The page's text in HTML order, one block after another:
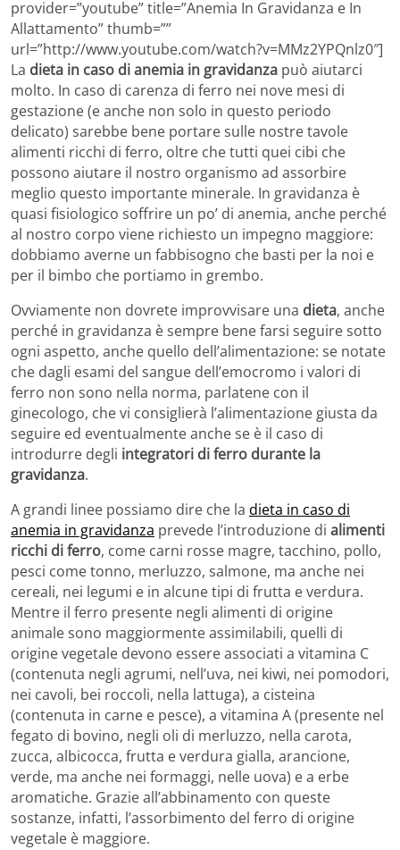
provider=”youtube” title=”Anemia In Gravidanza e In
Allattamento” thumb=””
url=”http://www.youtube.com/watch?v=MMz2YPQnlz0″]
La dieta in caso di anemia in gravidanza può aiutarci
molto. In caso di carenza di ferro nei nove mesi di
gestazione (e anche non solo in questo periodo
delicato) sarebbe bene portare sulle nostre tavole
alimenti ricchi di ferro, oltre che tutti quei cibi che
possono aiutare il nostro organismo ad assorbire
meglio questo importante minerale. In gravidanza è
quasi fisiologico soffrire un po’ di anemia, anche perché
al nostro corpo viene richiesto un impegno maggiore:
dobbiamo averne un fabbisogno che basti per la noi e
per il bimbo che portiamo in grembo.
Ovviamente non dovrete improvvisare una dieta, anche
perché in gravidanza è sempre bene farsi seguire sotto
ogni aspetto, anche quello dell’alimentazione: se notate
che dagli esami del sangue dell’emocromo i valori di
ferro non sono nella norma, parlatene con il
ginecologo, che vi consiglierà l’alimentazione giusta da
seguire ed eventualmente anche se è il caso di
introdurre degli integratori di ferro durante la
gravidanza.
A grandi linee possiamo dire che la dieta in caso di
anemia in gravidanza prevede l’introduzione di alimenti
ricchi di ferro, come carni rosse magre, tacchino, pollo,
pesci come tonno, merluzzo, salmone, ma anche nei
cereali, nei legumi e in alcune tipi di frutta e verdura.
Mentre il ferro presente negli alimenti di origine
animale sono maggiormente assimilabili, quelli di
origine vegetale devono essere associati a vitamina C
(contenuta negli agrumi, nell’uva, nei kiwi, nei pomodori,
nei cavoli, bei roccoli, nella lattuga), a cisteina
(contenuta in carne e pesce), a vitamina A (presente nel
fegato di bovino, negli oli di merluzzo, nella carota,
zucca, albicocca, frutta e verdura gialla, arancione,
verde, ma anche nei formaggi, nelle uova) e a erbe
aromatiche. Grazie all’abbinamento con queste
sostanze, infatti, l’assorbimento del ferro di origine
vegetale è maggiore.